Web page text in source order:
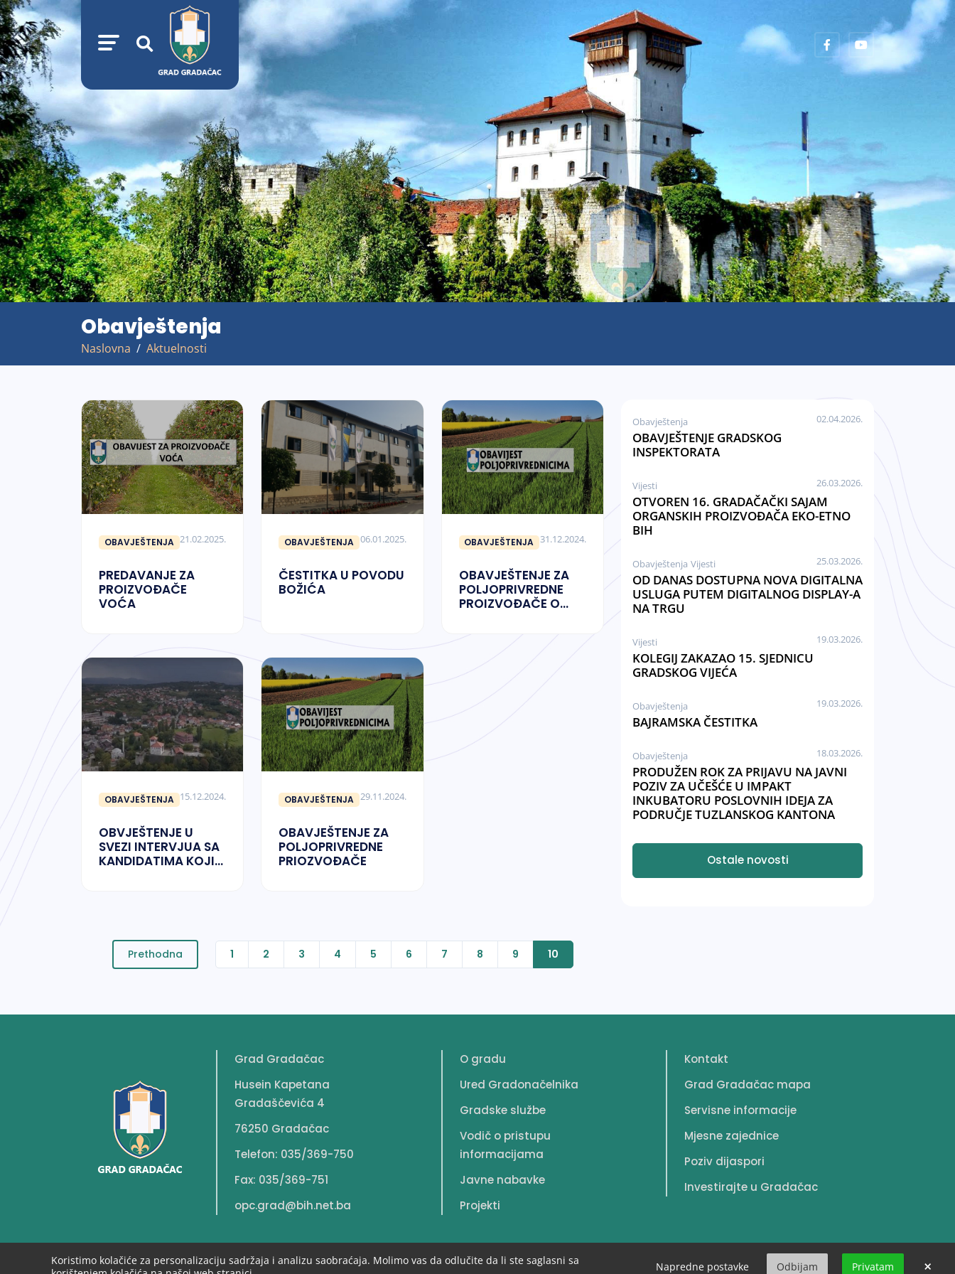
Obavještenja
Naslovna Aktuelnosti
OBAVJEŠTENJA 21.02.2025.
PREDAVANJE ZA
PROIZVOĐAČE
VOĆA
OBAVJEŠTENJA 06.01.2025.
ČESTITKA U POVODU
BOŽIĆA
OBAVJEŠTENJA 31.12.2024.
OBAVJEŠTENJE ZA
POLJOPRIVREDNE
PROIZVOĐAČE O
PODATAKA U RPG-u i
POČETKA
PROIZVODNJE ZA
OBAVJEŠTENJA 15.12.2024.
OBVJEŠTENJE U
SVEZI INTERVJUA SA
KANDIDATIMA KOJI
TIJELA/KOMISIJA
GRADSKOG VIJEĆA
OBAVJEŠTENJA 29.11.2024.
OBAVJEŠTENJE ZA
POLJOPRIVREDNE
PRIOZVOĐAČE
Prethodna 1 2 3 4 5 6 7 8 9 10
Obavještenja 02.04.2026.
OBAVJEŠTENJE GRADSKOG
INSPEKTORATA
Vijesti 26.03.2026.
OTVOREN 16. GRADAČAČKI SAJAM
ORGANSKIH PROIZVOĐAČA EKO-ETNO
BIH
Obavještenja Vijesti 25.03.2026.
OD DANAS DOSTUPNA NOVA DIGITALNA
USLUGA PUTEM DIGITALNOG DISPLAY-A
NA TRGU
Vijesti 19.03.2026.
KOLEGIJ ZAKAZAO 15. SJEDNICU
GRADSKOG VIJEĆA
Obavještenja 19.03.2026.
BAJRAMSKA ČESTITKA
Obavještenja 18.03.2026.
PRODUŽEN ROK ZA PRIJAVU NA JAVNI
POZIV ZA UČEŠĆE U IMPAKT
INKUBATORU POSLOVNIH IDEJA ZA
PODRUČJE TUZLANSKOG KANTONA
Ostale novosti
Grad Gradačac
Husein Kapetana
Gradaščevića 4
76250 Gradačac
Telefon: 035/369-750
Fax: 035/369-751
opc.grad@bih.net.ba
O gradu
Ured Gradonačelnika
Gradske službe
Vodič o pristupu
informacijama
Javne nabavke
Projekti
Kontakt
Grad Gradačac mapa
Servisne informacije
Mjesne zajednice
Poziv dijaspori
Investirajte u Gradačac
Koristimo kolačiće za personalizaciju sadržaja i analizu saobraćaja. Molimo vas da odlučite da li ste saglasni sa
Napredne postavke Odbijam Privatam ×